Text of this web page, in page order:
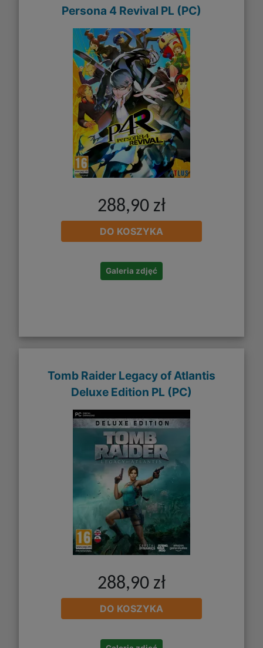
Persona 4 Revival PL (PC)
288,90 zł
DO KOSZYKA
Galeria zdjęć
Tomb Raider Legacy of Atlantis
Deluxe Edition PL (PC)
288,90 zł
DO KOSZYKA